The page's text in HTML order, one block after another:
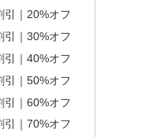
引｜20%オフ
引｜30%オフ
引｜40%オフ
引｜50%オフ
引｜60%オフ
引｜70%オフ